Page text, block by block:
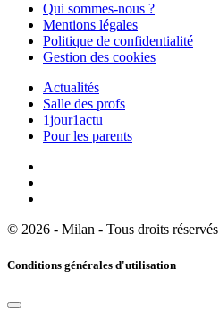
Qui sommes-nous ?
Mentions légales
Politique de confidentialité
Gestion des cookies
Actualités
Salle des profs
1jour1actu
Pour les parents
© 2026 - Milan - Tous droits réservés
Conditions générales d'utilisation